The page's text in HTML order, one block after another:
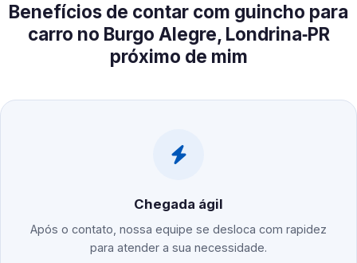
Benefícios de contar com guincho para
carro no Burgo Alegre, Londrina‑PR
próximo de mim
Chegada ágil
Após o contato, nossa equipe se desloca com rapidez
para atender a sua necessidade.